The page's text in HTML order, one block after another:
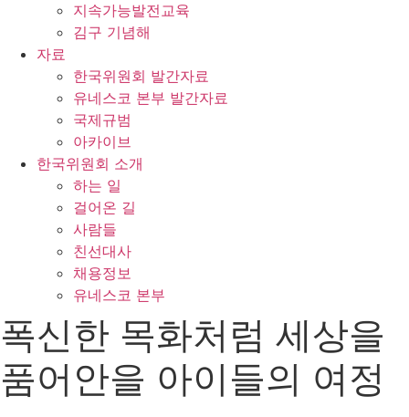
지속가능발전교육
김구 기념해
자료
한국위원회 발간자료
유네스코 본부 발간자료
국제규범
아카이브
한국위원회 소개
하는 일
걸어온 길
사람들
친선대사
채용정보
유네스코 본부
폭신한 목화처럼 세상을
품어안을 아이들의 여정